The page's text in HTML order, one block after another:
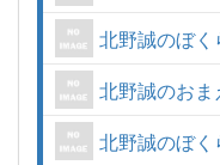
北野誠のぼ
北野誠のお
北野誠のぼ